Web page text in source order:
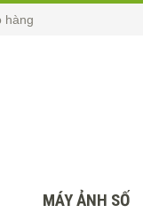
hàng
MÁY ẢNH SỐ